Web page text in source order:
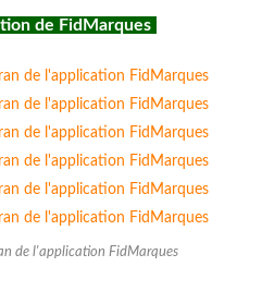
de FidMarques
de l'application FidMarques